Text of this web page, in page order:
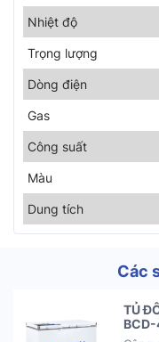
Nhiệt độ
Trọng lượng
Dòng điện
Gas
Công suất
Màu
Dung tích
Các
TỦ